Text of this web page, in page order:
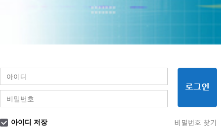
아이디 저장